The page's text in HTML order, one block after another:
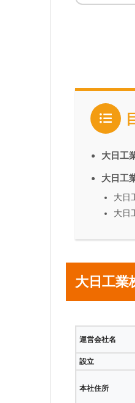
大日工
大日工
大日
大日
大日工業
運営会社名
設立
本社住所